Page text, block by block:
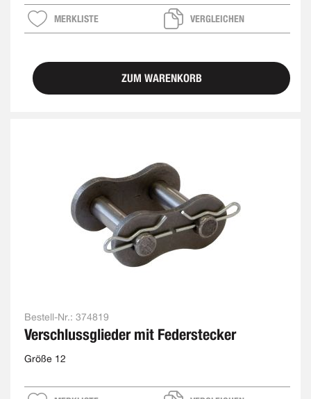
MERKLISTE VERGLEICHEN
ZUM WARENKORB
Bestell-Nr.: 374819
Verschlussglieder mit Federstecker
Größe 12